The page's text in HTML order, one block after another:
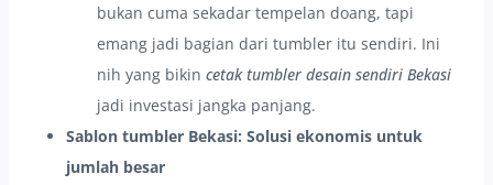
bukan cuma sekadar tempelan doang, tapi
emang jadi bagian dari tumbler itu sendiri. Ini
nih yang bikin cetak tumbler desain sendiri Bekasi
jadi investasi jangka panjang.
Sablon tumbler Bekasi: Solusi ekonomis untuk
jumlah besar